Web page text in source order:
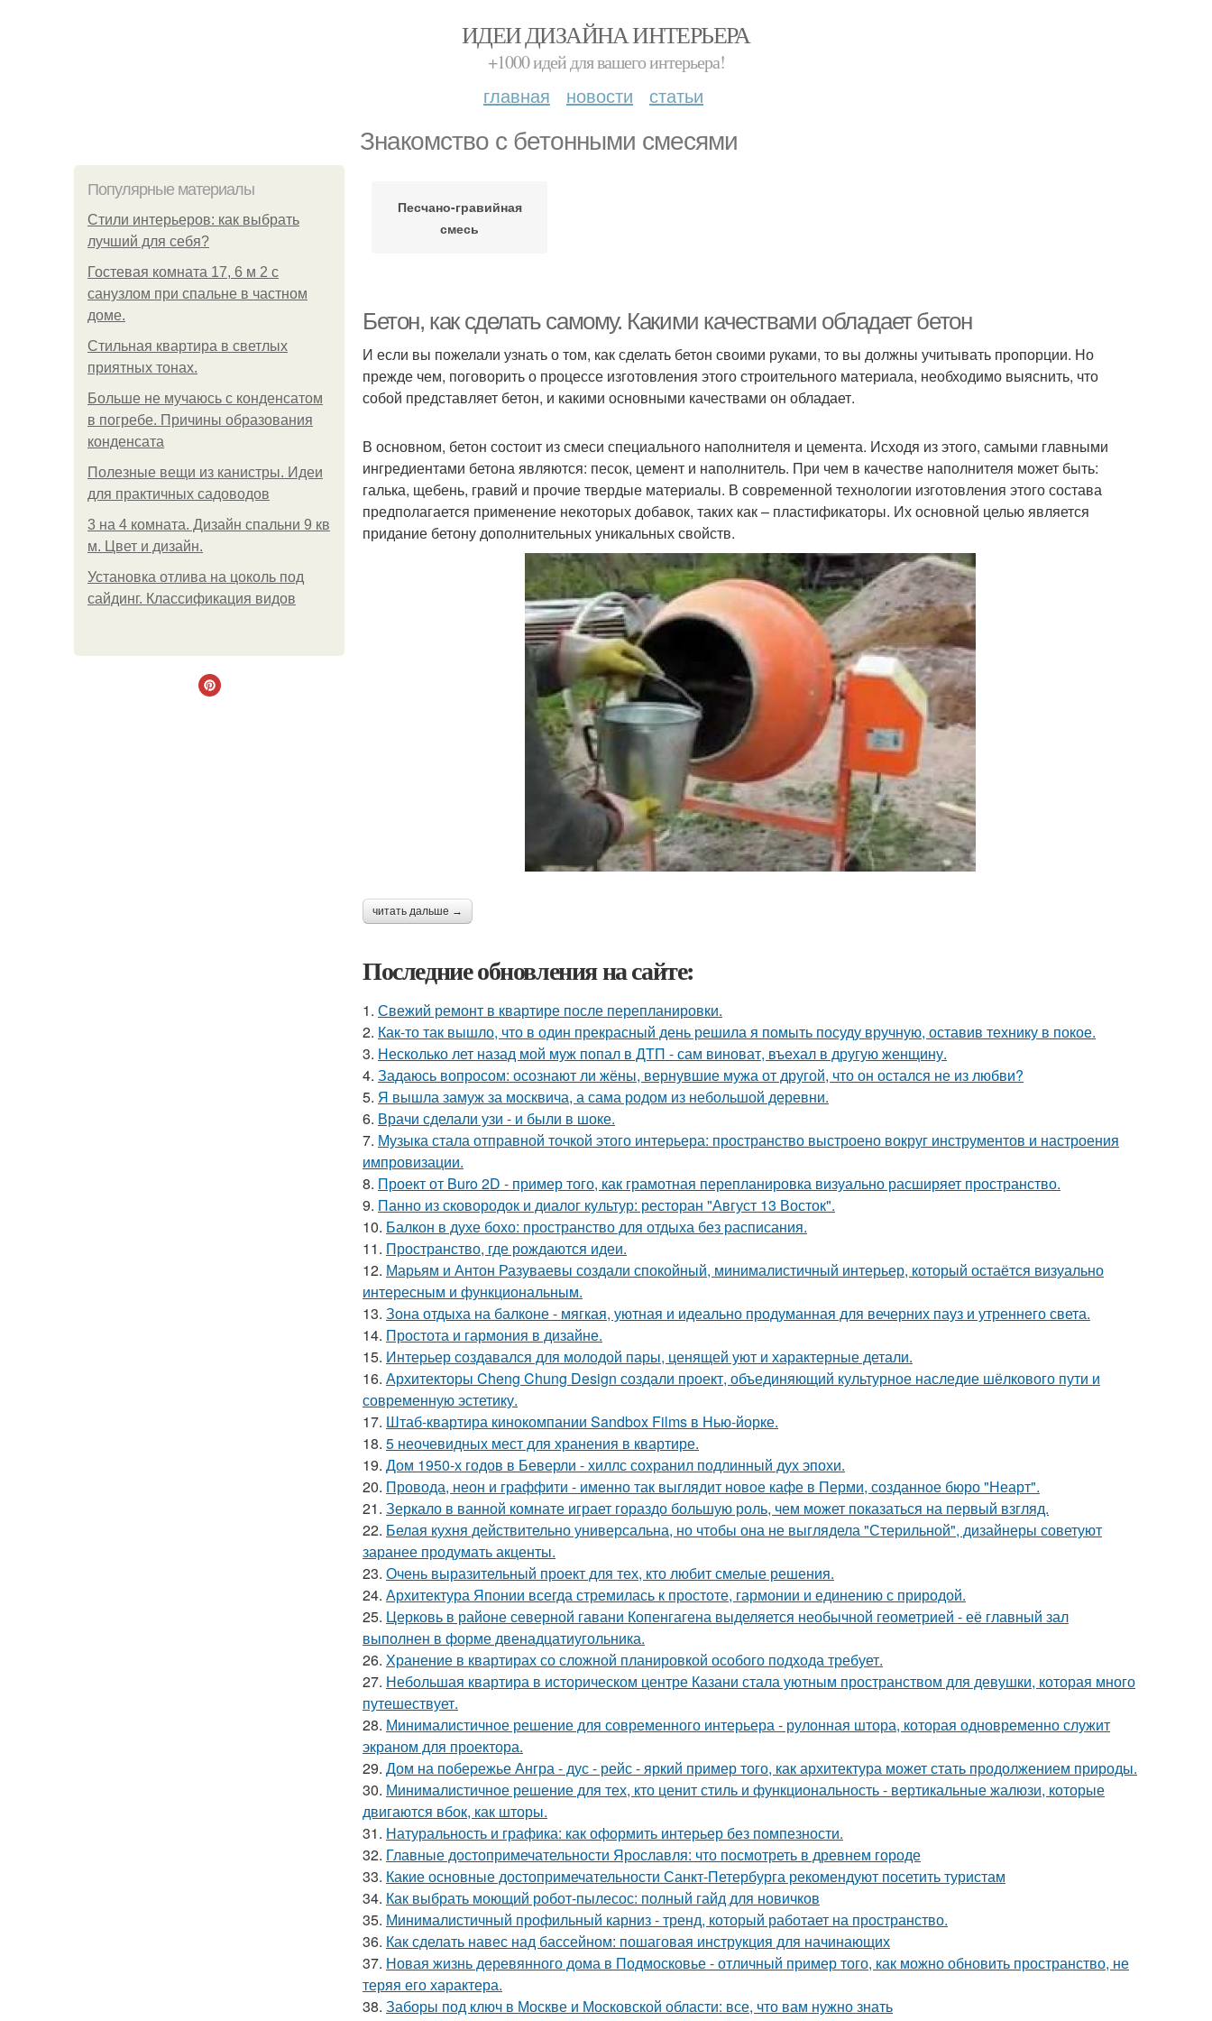
ИДЕИ ДИЗАЙНА ИНТЕРЬЕРА
+1000 идей для вашего интерьера!
главная новости статьи
Знакомство с бетонными смесями
Популярные материалы
Стили интерьеров: как выбрать
лучший для себя?
Гостевая комната 17, 6 м 2 с
санузлом при спальне в частном
доме.
Стильная квартира в светлых
приятных тонах.
Больше не мучаюсь с конденсатом
в погребе. Причины образования
конденсата
Полезные вещи из канистры. Идеи
для практичных садоводов
3 на 4 комната. Дизайн спальни 9 кв
м. Цвет и дизайн.
Установка отлива на цоколь под
сайдинг. Классификация видов
Песчано-гравийная
смесь
Бетон, как сделать самому. Какими качествами обладает бетон
И если вы пожелали узнать о том, как сделать бетон своими руками, то вы должны учитывать пропорции. Но
прежде чем, поговорить о процессе изготовления этого строительного материала, необходимо выяснить, что
собой представляет бетон, и какими основными качествами он обладает.
В основном, бетон состоит из смеси специального наполнителя и цемента. Исходя из этого, самыми главными
ингредиентами бетона являются: песок, цемент и наполнитель. При чем в качестве наполнителя может быть:
галька, щебень, гравий и прочие твердые материалы. В современной технологии изготовления этого состава
предполагается применение некоторых добавок, таких как – пластификаторы. Их основной целью является
придание бетону дополнительных уникальных свойств.
читать дальше →
Последние обновления на сайте:
1. Свежий ремонт в квартире после перепланировки.
2. Как-то так вышло, что в один прекрасный день решила я помыть посуду вручную, оставив технику в покое.
3. Несколько лет назад мой муж попал в ДТП - сам виноват, въехал в другую женщину.
4. Задаюсь вопросом: осознают ли жёны, вернувшие мужа от другой, что он остался не из любви?
5. Я вышла замуж за москвича, а сама родом из небольшой деревни.
6. Врачи сделали узи - и были в шоке.
7. Музыка стала отправной точкой этого интерьера: пространство выстроено вокруг инструментов и настроения
импровизации.
8. Проект от Buro 2D - пример того, как грамотная перепланировка визуально расширяет пространство.
9. Панно из сковородок и диалог культур: ресторан "Август 13 Восток".
10. Балкон в духе бохо: пространство для отдыха без расписания.
11. Пространство, где рождаются идеи.
12. Марьям и Антон Разуваевы создали спокойный, минималистичный интерьер, который остаётся визуально
интересным и функциональным.
13. Зона отдыха на балконе - мягкая, уютная и идеально продуманная для вечерних пауз и утреннего света.
14. Простота и гармония в дизайне.
15. Интерьер создавался для молодой пары, ценящей уют и характерные детали.
16. Архитекторы Cheng Chung Design создали проект, объединяющий культурное наследие шёлкового пути и
современную эстетику.
17. Штаб-квартира кинокомпании Sandbox Films в Нью-йорке.
18. 5 неочевидных мест для хранения в квартире.
19. Дом 1950-х годов в Беверли - хиллс сохранил подлинный дух эпохи.
20. Провода, неон и граффити - именно так выглядит новое кафе в Перми, созданное бюро "Неарт".
21. Зеркало в ванной комнате играет гораздо большую роль, чем может показаться на первый взгляд.
22. Белая кухня действительно универсальна, но чтобы она не выглядела "Стерильной", дизайнеры советуют
заранее продумать акценты.
23. Очень выразительный проект для тех, кто любит смелые решения.
24. Архитектура Японии всегда стремилась к простоте, гармонии и единению с природой.
25. Церковь в районе северной гавани Копенгагена выделяется необычной геометрией - её главный зал
выполнен в форме двенадцатиугольника.
26. Хранение в квартирах со сложной планировкой особого подхода требует.
27. Небольшая квартира в историческом центре Казани стала уютным пространством для девушки, которая много
путешествует.
28. Минималистичное решение для современного интерьера - рулонная штора, которая одновременно служит
экраном для проектора.
29. Дом на побережье Ангра - дус - рейс - яркий пример того, как архитектура может стать продолжением природы.
30. Минималистичное решение для тех, кто ценит стиль и функциональность - вертикальные жалюзи, которые
двигаются вбок, как шторы.
31. Натуральность и графика: как оформить интерьер без помпезности.
32. Главные достопримечательности Ярославля: что посмотреть в древнем городе
33. Какие основные достопримечательности Санкт-Петербурга рекомендуют посетить туристам
34. Как выбрать моющий робот-пылесос: полный гайд для новичков
35. Минималистичный профильный карниз - тренд, который работает на пространство.
36. Как сделать навес над бассейном: пошаговая инструкция для начинающих
37. Новая жизнь деревянного дома в Подмосковье - отличный пример того, как можно обновить пространство, не
теряя его характера.
38. Заборы под ключ в Москве и Московской области: все, что вам нужно знать